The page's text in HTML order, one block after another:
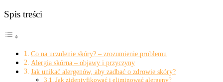
Spis treści
Co na uczulenie skóry? – zrozumienie problemu
Alergia skórna – objawy i przyczyny
Jak unikać alergenów, aby zadbać o zdrowie skóry?
Jak zidentyfikować i eliminować alergeny?